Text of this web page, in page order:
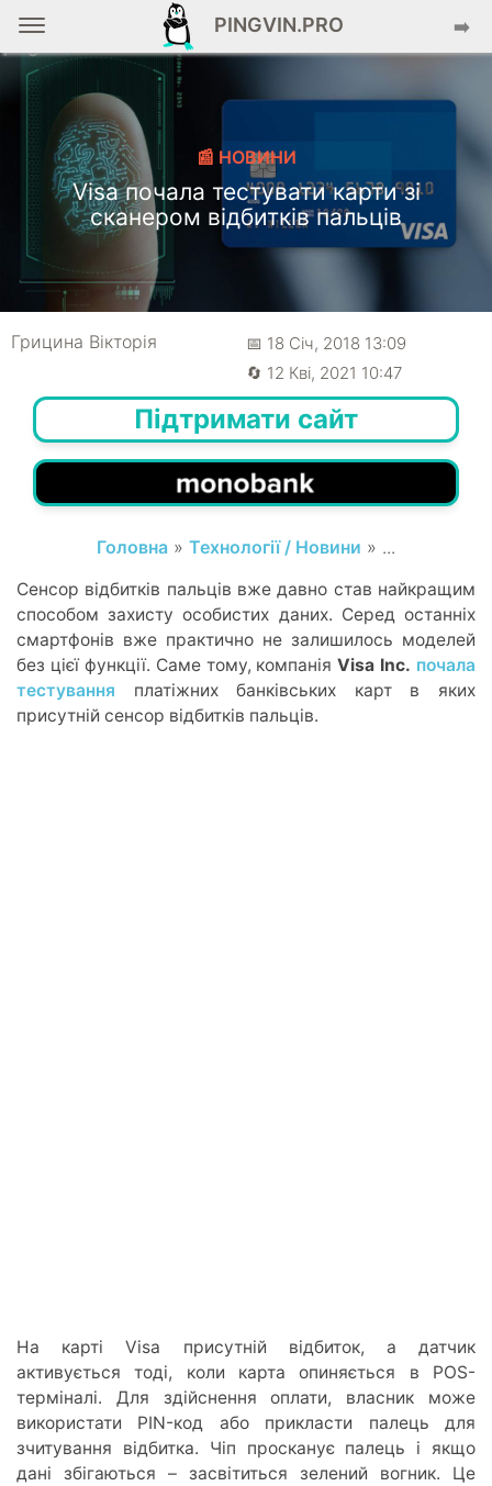
PINGVIN.PRO ➡️
📰 НОВИНИ
Visa почала тестувати карти зі
сканером відбитків пальців
Грицина Вікторія
📅 18 Січ, 2018 13:09
🔄 12 Кві, 2021 10:47
Підтримати сайт
Головна » Технології / Новини » ...
Сенсор відбитків пальців вже давно став найкращим
способом захисту особистих даних. Серед останніх
смартфонів вже практично не залишилось моделей
без цієї функції. Саме тому, компаніяVisa Inc. почала
тестування платіжних банківських карт в яких
присутній сенсор відбитків пальців.
На карті Visa присутній відбиток, а датчик
активується тоді, коли карта опиняється в POS-
терміналі. Для здійснення оплати, власник може
використати PIN-код або прикласти палець для
зчитування відбитка. Чіп просканує палець і якщо
дані збігаються – засвітиться зелений вогник. Це